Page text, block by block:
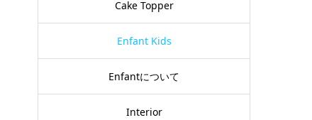
Cake Topper
Enfant Kids
Enfantについて
Interior